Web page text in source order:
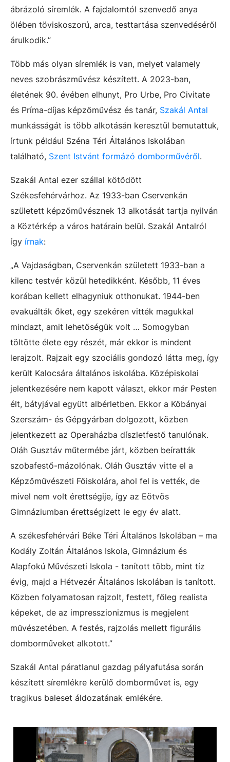
ábrázoló síremlék. A fajdalomtól szenvedő anya
ölében töviskoszorú, arca, testtartása szenvedéséről
árulkodik.”
Több más olyan síremlék is van, melyet valamely
neves szobrászművész készített. A 2023-ban,
életének 90. évében elhunyt, Pro Urbe, Pro Civitate
és Príma-díjas képzőművész és tanár, Szakál Antal
munkásságát is több alkotásán keresztül bemutattuk,
írtunk például Széna Téri Általános Iskolában
található, Szent Istvánt formázó domborművéről.
Szakál Antal ezer szállal kötődött
Székesfehérvárhoz. Az 1933-ban Cservenkán
született képzőművésznek 13 alkotását tartja nyilván
a Köztérkép a város határain belül. Szakál Antalról
így írnak:
„A Vajdaságban, Cservenkán született 1933-ban a
kilenc testvér közül hetedikként. Később, 11 éves
korában kellett elhagyniuk otthonukat. 1944-ben
evakuálták őket, egy szekéren vitték magukkal
mindazt, amit lehetőségük volt … Somogyban
töltötte élete egy részét, már ekkor is mindent
lerajzolt. Rajzait egy szociális gondozó látta meg, így
került Kalocsára általános iskolába. Középiskolai
jelentkezésére nem kapott választ, ekkor már Pesten
élt, bátyjával együtt albérletben. Ekkor a Kőbányai
Szerszám- és Gépgyárban dolgozott, közben
jelentkezett az Operaházba díszletfestő tanulónak.
Oláh Gusztáv műtermébe járt, közben beíratták
szobafestő-mázolónak. Oláh Gusztáv vitte el a
Képzőművészeti Főiskolára, ahol fel is vették, de
mivel nem volt érettségije, így az Eötvös
Gimnáziumban érettségizett le egy év alatt.
A székesfehérvári Béke Téri Általános Iskolában – ma
Kodály Zoltán Általános Iskola, Gimnázium és
Alapfokú Művészeti Iskola - tanított több, mint tíz
évig, majd a Hétvezér Általános Iskolában is tanított.
Közben folyamatosan rajzolt, festett, főleg realista
képeket, de az impresszionizmus is megjelent
művészetében. A festés, rajzolás mellett figurális
domborműveket alkotott.”
Szakál Antal páratlanul gazdag pályafutása során
készített síremlékre kerülő domborművet is, egy
tragikus baleset áldozatának emlékére.